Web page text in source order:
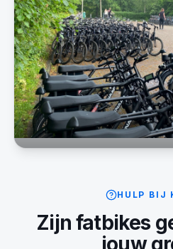
HULP BIJ
Zijnfatbikes
jouw